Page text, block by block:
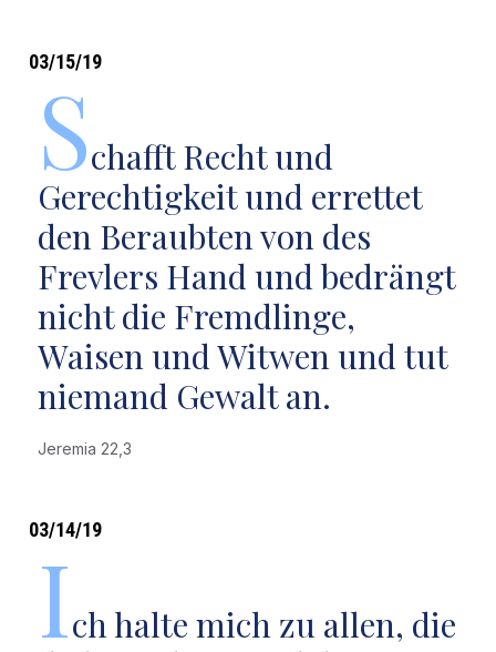
03/15/19
Schafft Recht und
Gerechtigkeit und errettet
den Beraubten von des
Frevlers Hand und bedrängt
nicht die Fremdlinge,
Waisen und Witwen und tut
niemand Gewalt an.
Jeremia 22,3
03/14/19
Ich halte mich zu allen, die